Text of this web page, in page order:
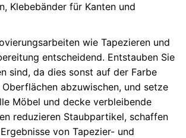
Klebebänder für Kanten und
wie Tapezieren und
entscheidend. Entstauben Sie
sind, da dies sonst auf der Farbe
abzuwischen, und setze
Möbel und decke verbleibende
reduzieren Staubpartikel, schaffen
von Tapezier- und